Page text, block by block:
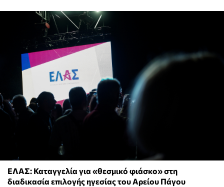
ΕΛΑΣ: Καταγγελία για «θεσμικό φιάσκο» στη
διαδικασία επιλογής ηγεσίας του Αρείου Πάγου